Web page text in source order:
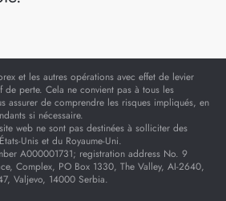
et les autres opérations avec effet de levier
perte. Cela ne convient pas à tous les
assurer de comprendre les risques impliqués, en
si nécessaire.
web ne sont pas destinées à solliciter des
Unis et du Royaume-Uni.
A000001731; registration address No. 9
Complex, PO Box 1330, The Valley, AI-2640,
Valjevo, 14000 Serbia.